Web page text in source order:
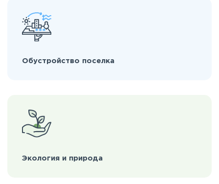
Обустройство поселка
Экология и природа